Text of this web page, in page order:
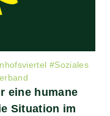
#Soziales
eine humane
Situation im